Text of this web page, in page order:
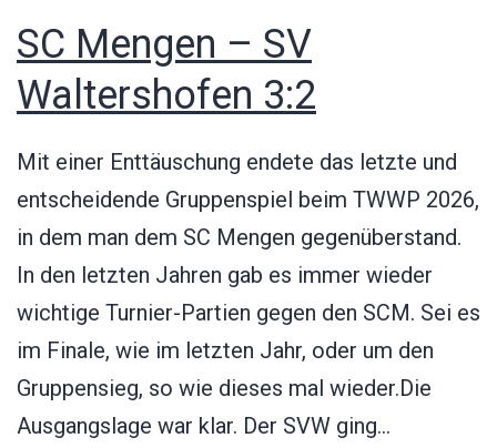
SC Mengen – SV
Waltershofen 3:2
Mit einer Enttäuschung endete das letzte und
entscheidende Gruppenspiel beim TWWP 2026,
in dem man dem SC Mengen gegenüberstand.
In den letzten Jahren gab es immer wieder
wichtige Turnier-Partien gegen den SCM. Sei es
im Finale, wie im letzten Jahr, oder um den
Gruppensieg, so wie dieses mal wieder.Die
Ausgangslage war klar. Der SVW ging…